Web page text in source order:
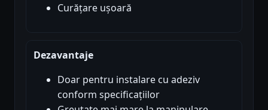
Curățare ușoară
Dezavantaje
Doar pentru instalare cu adeziv
conform specificațiilor